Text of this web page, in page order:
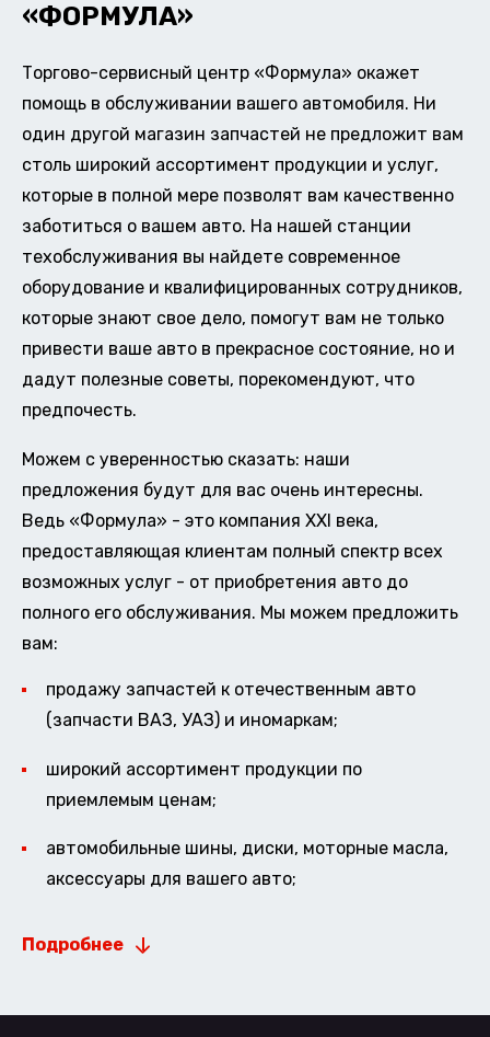
«ФОРМУЛА»
Торгово-сервисный центр «Формула» окажет
помощь в обслуживании вашего автомобиля. Ни
один другой магазин запчастей не предложит вам
столь широкий ассортимент продукции и услуг,
которые в полной мере позволят вам качественно
заботиться о вашем авто. На нашей станции
техобслуживания вы найдете современное
оборудование и квалифицированных сотрудников,
которые знают свое дело, помогут вам не только
привести ваше авто в прекрасное состояние, но и
дадут полезные советы, порекомендуют, что
предпочесть.
Можем с уверенностью сказать: наши
предложения будут для вас очень интересны.
Ведь «Формула» - это компания XXI века,
предоставляющая клиентам полный спектр всех
возможных услуг - от приобретения авто до
полного его обслуживания. Мы можем предложить
вам:
продажу запчастей к отечественным авто
(запчасти ВАЗ, УАЗ) и иномаркам;
широкий ассортимент продукции по
приемлемым ценам;
автомобильные шины, диски, моторные масла,
аксессуары для вашего авто;
Подробнее